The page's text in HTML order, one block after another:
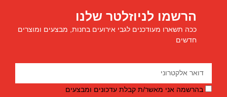
הרשמו לניוזלטר שלנו
ככה תשארו מעודכנים לגבי אירועים בחנות, מבצעים ומוצרים
חדשים
בהרשמה אני מאשר/ת קבלת עדכונים ומבצעים